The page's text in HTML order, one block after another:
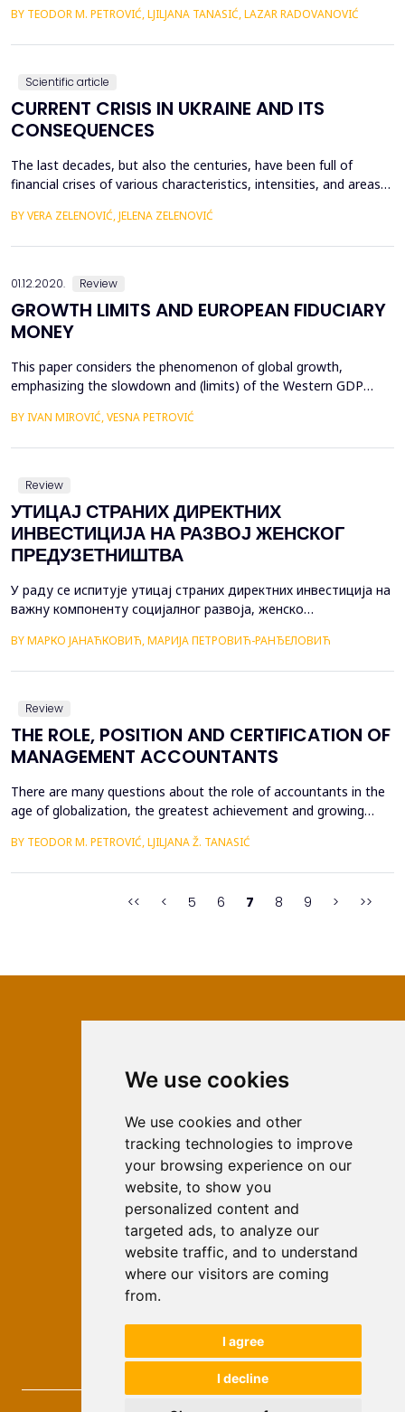
We use cookies
We use cookies and other
tracking technologies to improve
your browsing experience on our
website, to show you
personalized content and
targeted ads, to analyze our
website traffic, and to understand
where our visitors are coming
from.
I agree
I decline
sjenke bitkoina i sada je u sredi&scaron;tu rasprave o budućnosti
BY TEODOR M. PETROVIĆ, LJILJANA TANASIĆ, LAZAR RADOVANOVIĆ
Scientific article
CURRENT CRISIS IN UKRAINE AND ITS
CONSEQUENCES
The last decades, but also the centuries, have been full of
financial crises of various characteristics, intensities, and areas
countries reach a financial crisis when the economy as a whole
BY VERA ZELENOVIĆ, JELENA ZELENOVIĆ
01.12.2020. Review
GROWTH LIMITS AND EUROPEAN FIDUCIARY
MONEY
Тhis paper considers the phenomenon of global growth,
emphasizing the slowdown and (limits) of the Western GDP
economy in the world, China as the new hegemon, the OECD
BY IVAN MIROVIĆ, VESNA PETROVIĆ
Review
УТИЦАЈ СТРАНИХ ДИРЕКТНИХ
ИНВЕСТИЦИЈА НА РАЗВОЈ ЖЕНСКОГ
ПРЕДУЗЕТНИШТВА
У раду се испитује утицај страних директних инвестиција на
важну компоненту социјалног развоја, женско
један од Миленијумских развојних циљева Уједињених
што је у њој присутан пораст п...
BY МАРКО ЈАНАЋКОВИЋ, МАРИЈА ПЕТРОВИЋ-РАНЂЕЛОВИЋ
Review
THE ROLE, POSITION AND CERTIFICATION OF
MANAGEMENT ACCOUNTANTS
There are many questions about the role of accountants in the
age of globalization, the greatest achievement and growing
The role of a management accountant has become significant,
BY TEODOR M. PETROVIĆ, LJILJANA Ž. TANASIĆ
<< < 5 6 7 8 9 > >>
ISSN 2566-333X (Online)
ISSN 1840-2313 (Print)
Contact
Editors
News
For Authors
Impressum
Ethical Standards
Keywords